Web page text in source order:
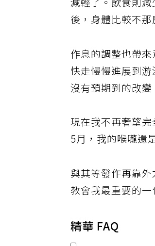
減輕了。飲食則
後，身體比較不那
作息的調整也帶
快走慢慢進展到
沒有預期到的改變
現在我不再奢望
5月，我的喉嚨還
與其等發作再靠
教會我最重要的一
精華 FAQ